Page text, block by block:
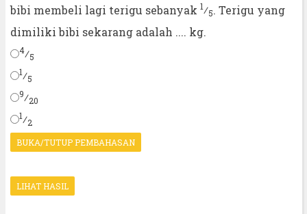
bibi membeli lagi terigu sebanyak 1⁄5. Terigu yang
dimiliki bibi sekarang adalah .... kg.
4⁄5
1⁄5
9⁄20
1⁄2
BUKA/TUTUP PEMBAHASAN